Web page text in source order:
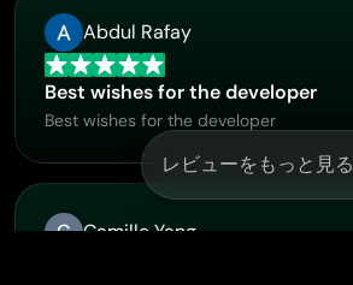
Abdul Rafay
Best wishes for the developer
Best wishes for the developer
C Camille Yang
レビューをもっと見る